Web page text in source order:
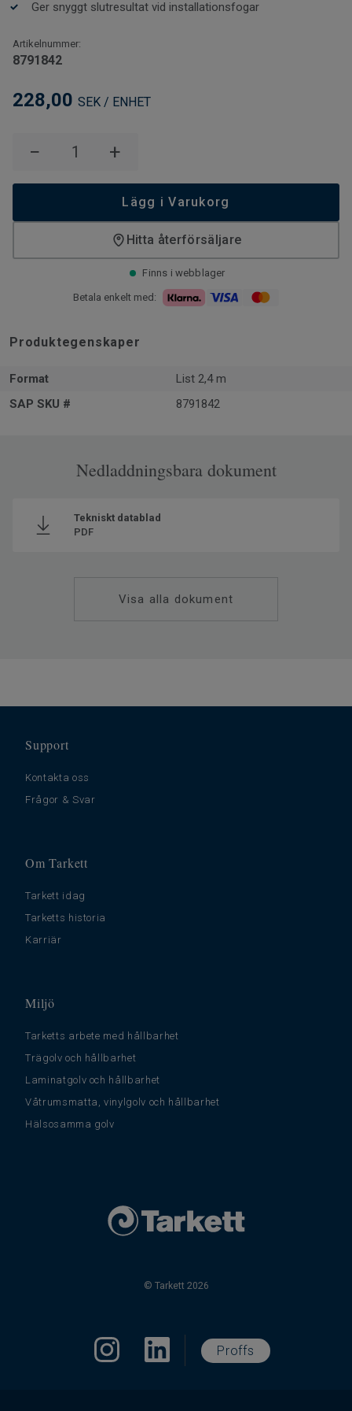
Ger snyggt slutresultat vid installationsfogar
Artikelnummer:
8791842
228,00 SEK / ENHET
− +
Lägg i Varukorg
Hitta återförsäljare
Finns i webblager
Betala enkelt med:
Produktegenskaper
Format
List 2,4 m
SAP SKU #
8791842
Nedladdningsbara dokument
Tekniskt datablad
PDF
Visa alla dokument
Support
Kontakta oss
Frågor & Svar
Om Tarkett
Tarkett idag
Tarketts historia
Karriär
Miljö
Tarketts arbete med hållbarhet
Trägolv och hållbarhet
Laminatgolv och hållbarhet
Våtrumsmatta, vinylgolv och hållbarhet
Hälsosamma golv
© Tarkett 2026
Proffs